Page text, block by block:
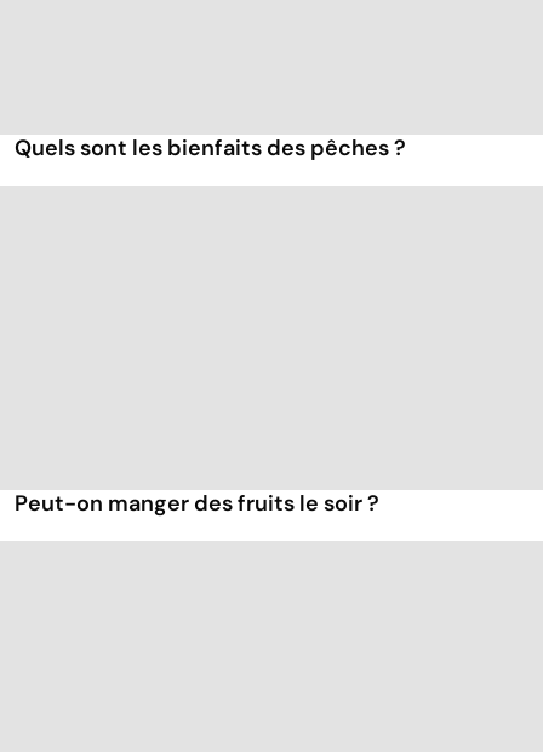
Quels sont les bienfaits des pêches ?
Peut-on manger des fruits le soir ?